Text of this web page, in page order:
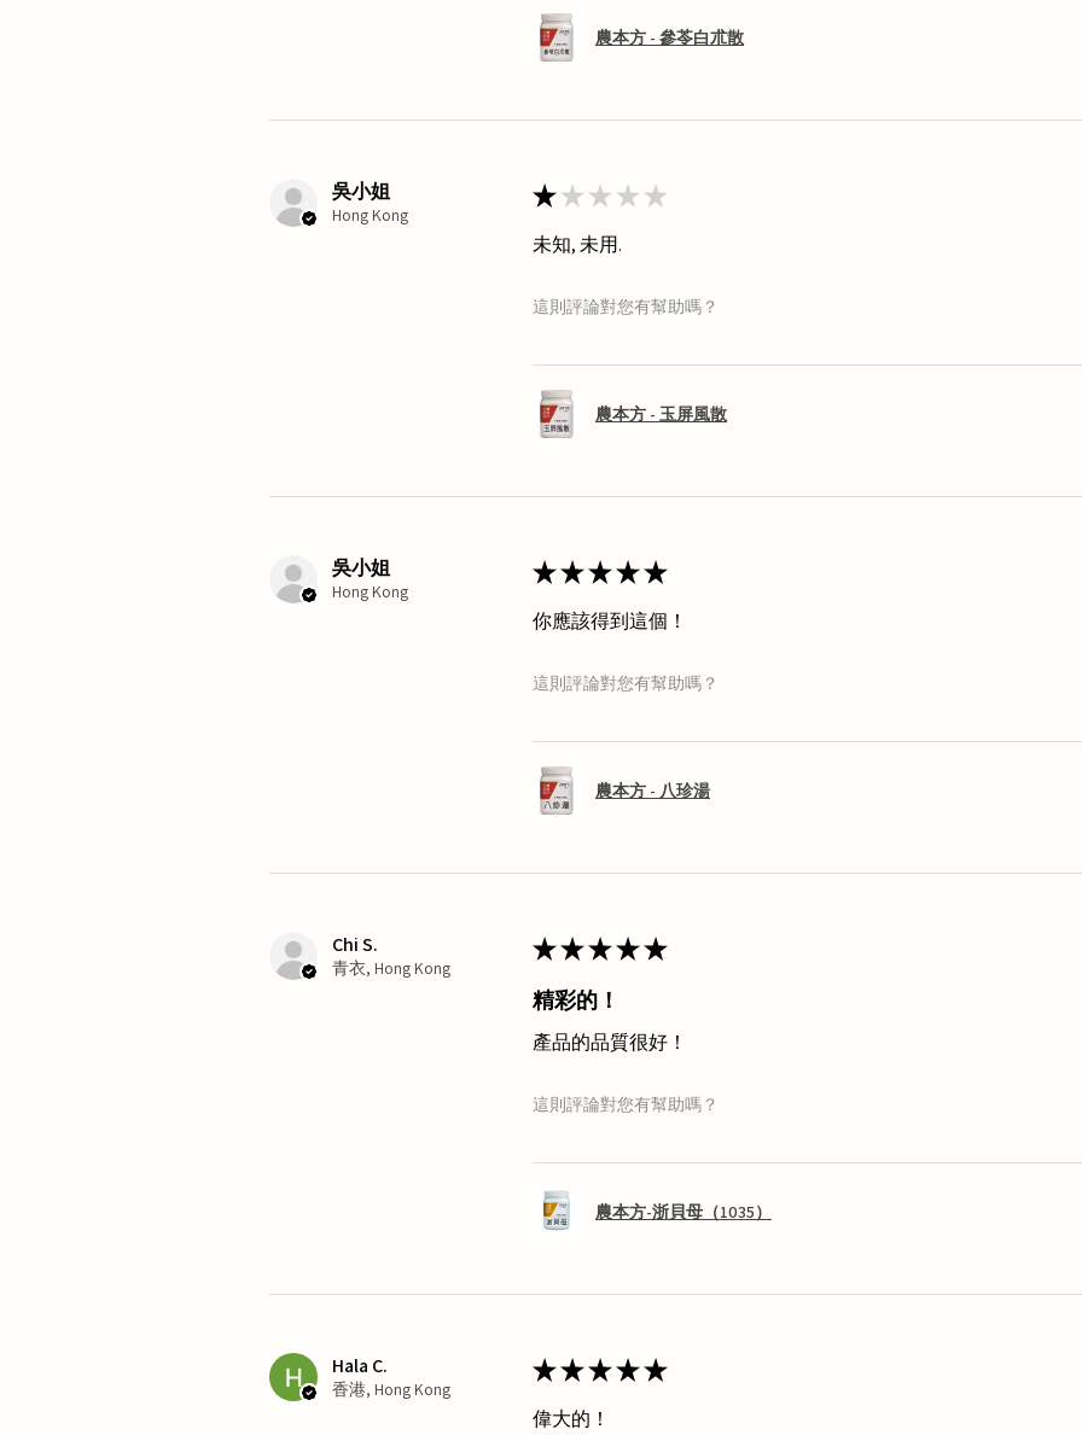
農本方 - 參苓白朮散
吳小姐
Hong Kong
★★★★★
未知, 未用.
這則評論對您有幫助嗎？
農本方 - 玉屏風散
吳小姐
Hong Kong
★★★★★
你應該得到這個！
這則評論對您有幫助嗎？
農本方 - 八珍湯
Chi S.
青衣, Hong Kong
★★★★★
精彩的！
產品的品質很好！
這則評論對您有幫助嗎？
農本方-浙貝母（1035）
Hala C.
香港, Hong Kong
★★★★★
偉大的！